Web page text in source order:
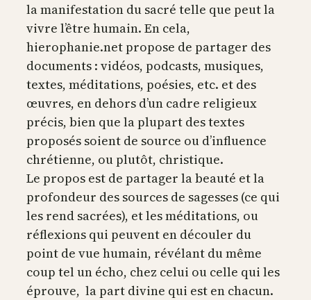
la manifestation du sacré telle que peut la
vivre l’être humain. En cela,
hierophanie.net propose de partager des
documents : vidéos, podcasts, musiques,
textes, méditations, poésies, etc. et des
œuvres, en dehors d’un cadre religieux
précis, bien que la plupart des textes
proposés soient de source ou d’influence
chrétienne, ou plutôt, christique.
Le propos est de partager la beauté et la
profondeur des sources de sagesses (ce qui
les rend sacrées), et les méditations, ou
réflexions qui peuvent en découler du
point de vue humain, révélant du même
coup tel un écho, chez celui ou celle qui les
éprouve, la part divine qui est en chacun.